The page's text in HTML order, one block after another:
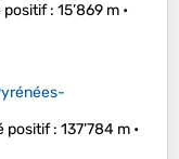
positif: 15’869 m •
positif: 137’784 m •